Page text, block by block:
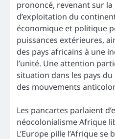
prononcé, revenant sur
d’exploitation du
économique et politique
puissances extérieures,
des pays africains à une
l’unité. Une attention
situation dans les pays
des mouvements
Les pancartes parlaient
néocolonialisme Afrique
L’Europe pille l’Afrique se